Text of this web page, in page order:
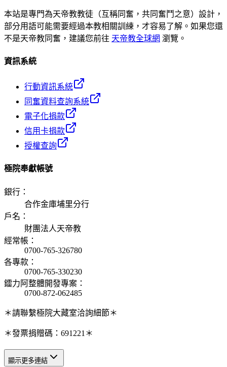
本站是專門為天帝教教徒（互稱同奮，共同奮鬥之意）設計，
部分用語可能需要經過本教相關訓練，才容易了解。如果您還
不是天帝教同奮，建議您前往 天帝教全球網 瀏覽。
資訊系統
行動資訊系統
同奮資料查詢系統
電子化捐款
信用卡捐款
授權查詢
極院奉獻帳號
銀行 ：
合作金庫埔里分行
戶名 ：
財團法人天帝教
經常帳 ：
0700-765-326780
各專款 ：
0700-765-330230
鐳力阿整體開發專案 ：
0700-872-062485
＊請聯繫極院大藏室洽詢細節＊
＊發票捐贈碼：691221＊
顯示更多連結